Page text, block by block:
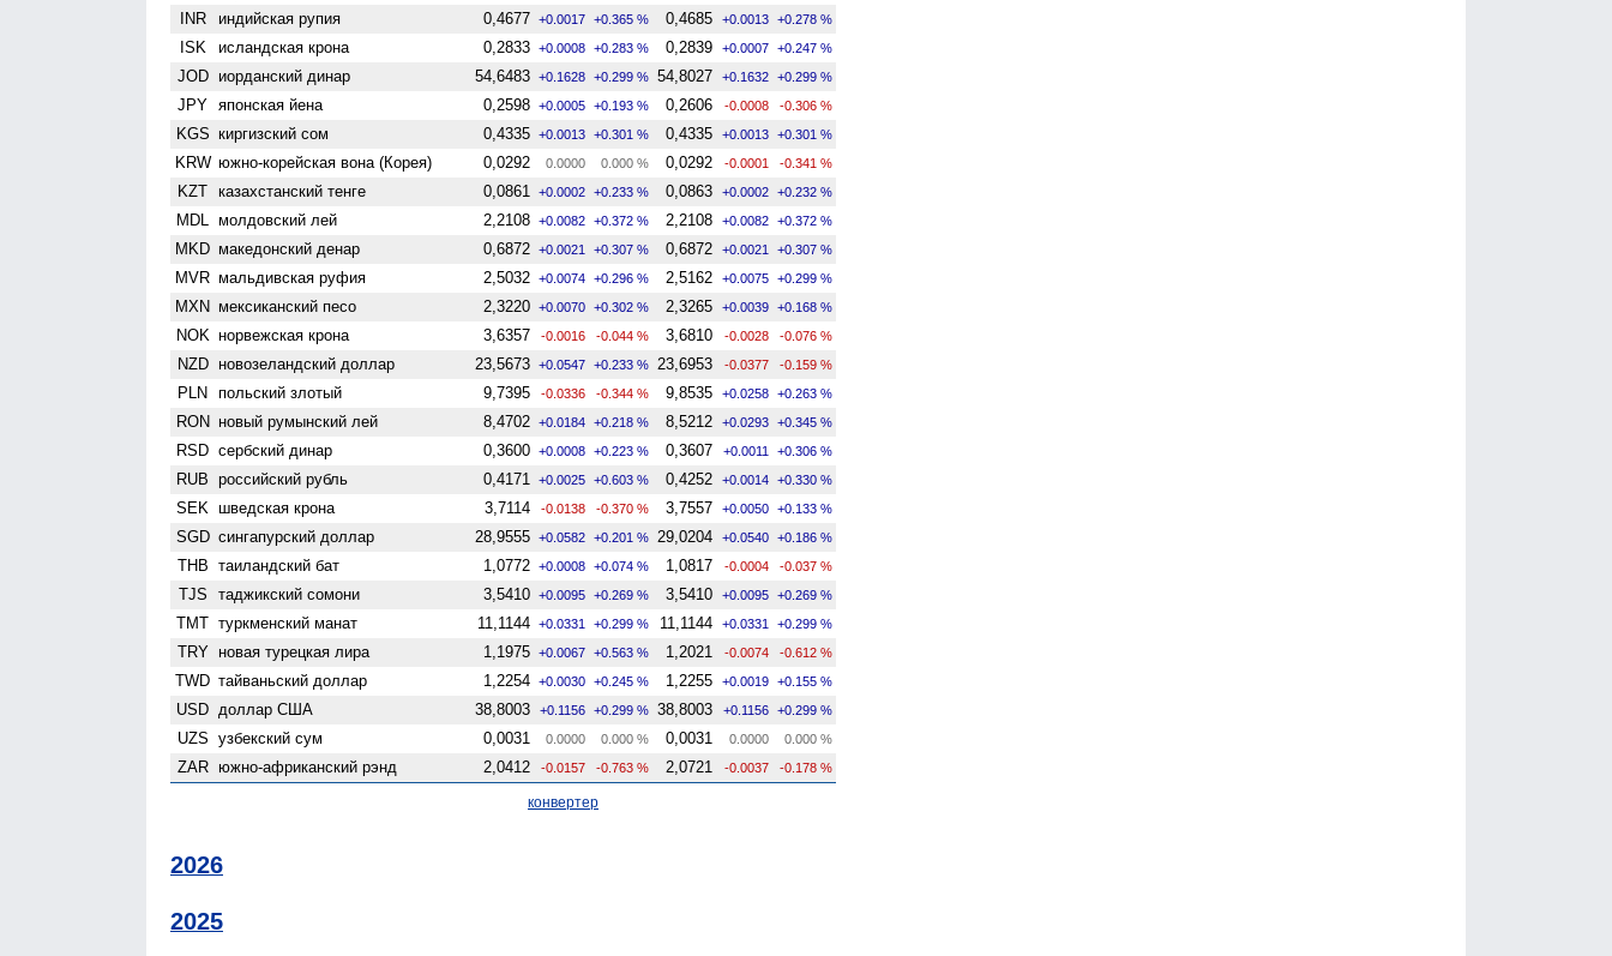
INR индийская рупия 0,4677 +0.0017 +0.365 % 0,4685 +0.0013 +0.278 %
ISK исландская крона 0,2833 +0.0008 +0.283 % 0,2839 +0.0007 +0.247 %
JOD иорданский динар 54,6483 +0.1628 +0.299 % 54,8027 +0.1632 +0.299 %
JPY японская йена 0,2598 +0.0005 +0.193 % 0,2606 -0.0008 -0.306 %
KGS киргизский сом 0,4335 +0.0013 +0.301 % 0,4335 +0.0013 +0.301 %
KRW южно-корейская вона (Корея) 0,0292 0.0000 0.000 % 0,0292 -0.0001 -0.341 %
KZT казахстанский тенге 0,0861 +0.0002 +0.233 % 0,0863 +0.0002 +0.232 %
MDL молдовский лей 2,2108 +0.0082 +0.372 % 2,2108 +0.0082 +0.372 %
MKD македонский денар 0,6872 +0.0021 +0.307 % 0,6872 +0.0021 +0.307 %
MVR мальдивская руфия 2,5032 +0.0074 +0.296 % 2,5162 +0.0075 +0.299 %
MXN мексиканский песо 2,3220 +0.0070 +0.302 % 2,3265 +0.0039 +0.168 %
NOK норвежская крона 3,6357 -0.0016 -0.044 % 3,6810 -0.0028 -0.076 %
NZD ново­зеландский доллар 23,5673 +0.0547 +0.233 % 23,6953 -0.0377 -0.159 %
PLN польский злотый 9,7395 -0.0336 -0.344 % 9,8535 +0.0258 +0.263 %
RON новый румынский лей 8,4702 +0.0184 +0.218 % 8,5212 +0.0293 +0.345 %
RSD сербский динар 0,3600 +0.0008 +0.223 % 0,3607 +0.0011 +0.306 %
RUB российский рубль 0,4171 +0.0025 +0.603 % 0,4252 +0.0014 +0.330 %
SEK шведская крона 3,7114 -0.0138 -0.370 % 3,7557 +0.0050 +0.133 %
SGD сингапурский доллар 28,9555 +0.0582 +0.201 % 29,0204 +0.0540 +0.186 %
THB таиландский бат 1,0772 +0.0008 +0.074 % 1,0817 -0.0004 -0.037 %
TJS таджикский сомони 3,5410 +0.0095 +0.269 % 3,5410 +0.0095 +0.269 %
TMT туркменский манат 11,1144 +0.0331 +0.299 % 11,1144 +0.0331 +0.299 %
TRY новая турецкая лира 1,1975 +0.0067 +0.563 % 1,2021 -0.0074 -0.612 %
TWD тайваньский доллар 1,2254 +0.0030 +0.245 % 1,2255 +0.0019 +0.155 %
USD доллар США 38,8003 +0.1156 +0.299 % 38,8003 +0.1156 +0.299 %
UZS узбекский сум 0,0031 0.0000 0.000 % 0,0031 0.0000 0.000 %
ZAR южно-африканский рэнд 2,0412 -0.0157 -0.763 % 2,0721 -0.0037 -0.178 %
конвертер
2026
2025